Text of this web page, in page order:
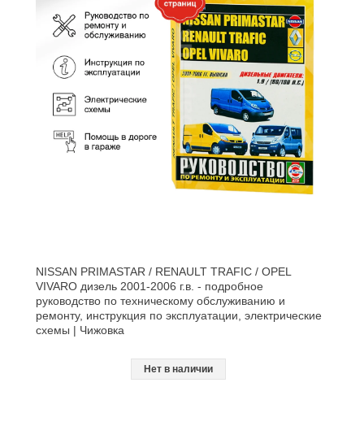
NISSAN PRIMASTAR / RENAULT TRAFIC / OPEL
VIVARO дизель 2001-2006 г.в. - подробное
руководство по техническому обслуживанию и
ремонту, инструкция по эксплуатации, электрические
схемы | Чижовка
Нет в наличии